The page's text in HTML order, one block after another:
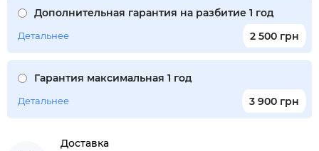
Дополнительная гарантия на разбитие 1 год
2 500 грн
Детальнее
Гарантия максимальная 1 год
3 900 грн
Детальнее
Доставка